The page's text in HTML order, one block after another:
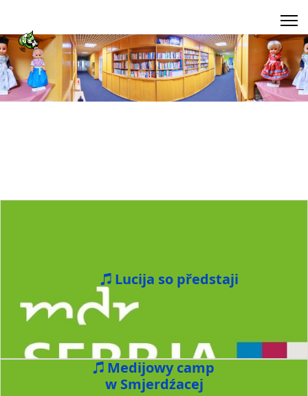
Lucija so předstaji
Medijowy camp
w Smjerdźacej